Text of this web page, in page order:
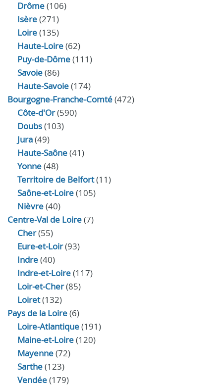
Drôme(106)
Isère(271)
Loire(135)
Haute-Loire(62)
Puy-de-Dôme(111)
Savoie(86)
Haute-Savoie(174)
Bourgogne-Franche-Comté(472)
Côte-d'Or(590)
Doubs(103)
Jura(49)
Haute‑Saône(41)
Yonne(48)
Territoire de Belfort(11)
Saône-et-Loire(105)
Nièvre(40)
Centre-Val de Loire(7)
Cher(55)
Eure‑et‑Loir(93)
Indre(40)
Indre‑et‑Loire(117)
Loir‑et‑Cher(85)
Loiret(132)
Pays de la Loire(6)
Loire-Atlantique(191)
Maine-et-Loire(120)
Mayenne(72)
Sarthe(123)
Vendée(179)